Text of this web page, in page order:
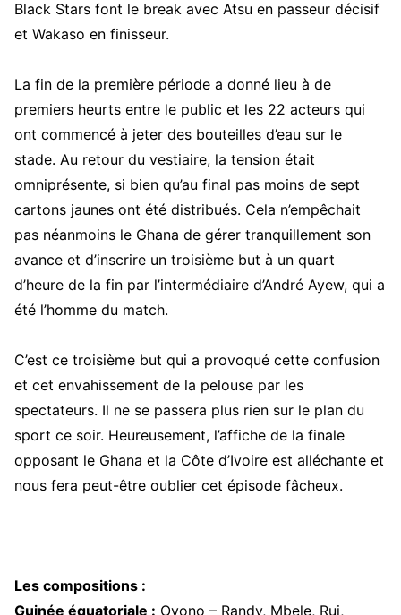
Black Stars font le break avec Atsu en passeur décisif
et Wakaso en finisseur.
La fin de la première période a donné lieu à de
premiers heurts entre le public et les 22 acteurs qui
ont commencé à jeter des bouteilles d’eau sur le
stade. Au retour du vestiaire, la tension était
omniprésente, si bien qu’au final pas moins de sept
cartons jaunes ont été distribués. Cela n’empêchait
pas néanmoins le Ghana de gérer tranquillement son
avance et d’inscrire un troisième but à un quart
d’heure de la fin par l’intermédiaire d’André Ayew, qui a
été l’homme du match.
C’est ce troisième but qui a provoqué cette confusion
et cet envahissement de la pelouse par les
spectateurs. Il ne se passera plus rien sur le plan du
sport ce soir. Heureusement, l’affiche de la finale
opposant le Ghana et la Côte d’Ivoire est alléchante et
nous fera peut-être oublier cet épisode fâcheux.
Les compositions :
Guinée équatoriale : Ovono – Randy, Mbele, Rui,